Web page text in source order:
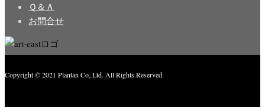
Ｑ＆Ａ
お問合せ
Copyright © 2021 Plantan Co, Ltd. All Rights Reserved.